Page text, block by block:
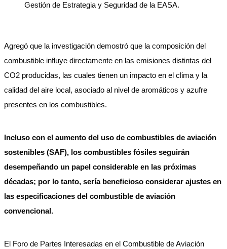
Gestión de Estrategia y Seguridad de la EASA.
Agregó que la investigación demostró que la composición del
combustible influye directamente en las emisiones distintas del
CO2 producidas, las cuales tienen un impacto en el clima y la
calidad del aire local, asociado al nivel de aromáticos y azufre
presentes en los combustibles.
Incluso con el aumento del uso de combustibles de aviación
sostenibles (SAF), los combustibles fósiles seguirán
desempeñando un papel considerable en las próximas
décadas; por lo tanto, sería beneficioso considerar ajustes en
las especificaciones del combustible de aviación
convencional.
El Foro de Partes Interesadas en el Combustible de Aviación